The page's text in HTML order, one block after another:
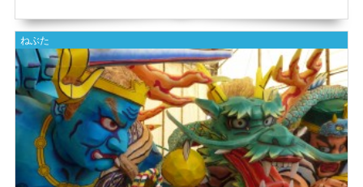
ねぶた